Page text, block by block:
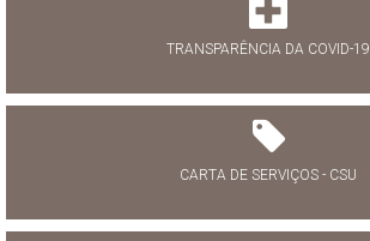
TRANSPARÊNCIA DA COVID-19
CARTA DE SERVIÇOS - CSU